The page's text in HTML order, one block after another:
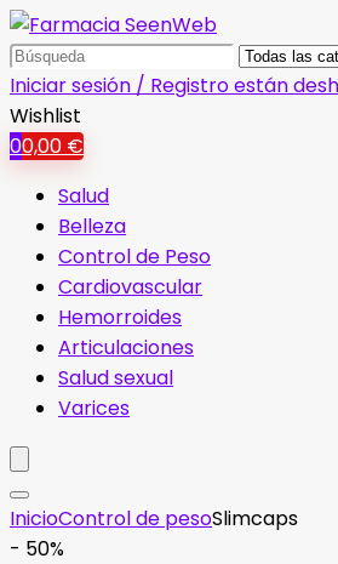
Search
for:
Iniciar sesión / Registro están
Wishlist
00,00 €
Salud
Belleza
Control de Peso
Cardiovascular
Hemorroides
Articulaciones
Salud sexual
Varices
InicioControl de pesoSlimcaps
- 50%